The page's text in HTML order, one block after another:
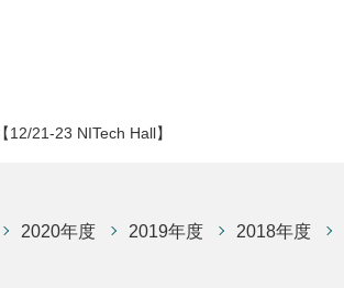
21-23 NITech Hall】
2020年度 2019年度 2018年度